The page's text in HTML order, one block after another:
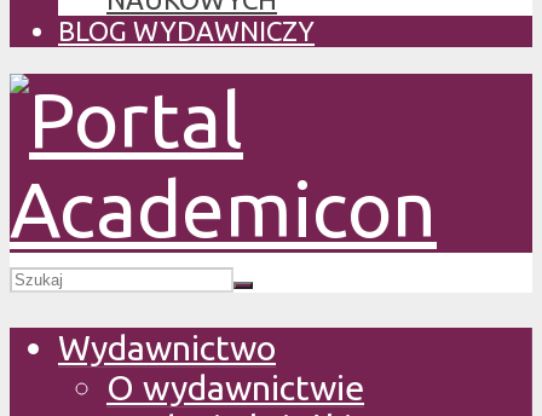
BLOG WYDAWNICZY
Wydawnictwo
O wydawnictwie